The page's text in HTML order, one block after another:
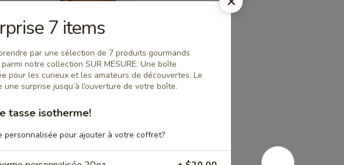
• Sac
de
7 items
par une sélection de 7 produits gourmands
notre collection SUR MESURE. Une boîte
pour les curieux et les amateurs de découvertes. Le
surprise jusqu’à l’ouverture de votre boîte.
tasse isotherme!
personnalisée pour ajouter à votre coffret?